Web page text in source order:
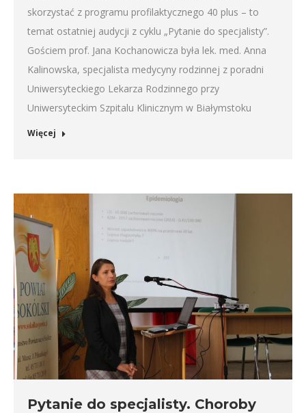
skorzystać z programu profilaktycznego 40 plus – to
temat ostatniej audycji z cyklu „Pytanie do specjalisty”.
Gościem prof. Jana Kochanowicza była lek. med. Anna
Kalinowska, specjalista medycyny rodzinnej z poradni
Uniwersyteckiego Lekarza Rodzinnego przy
Uniwersyteckim Szpitalu Klinicznym w Białymstoku
Więcej
Pytanie do specjalisty. Choroby